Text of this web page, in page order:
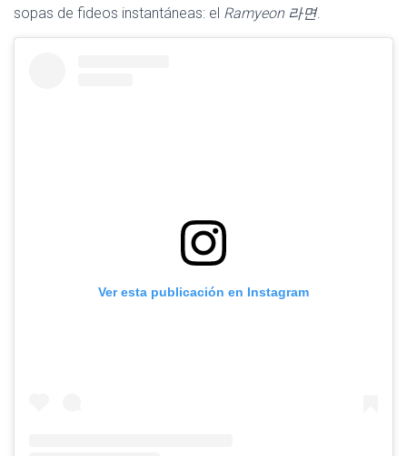
sopas de fideos instantáneas: el Ramyeon 라면.
Ver esta publicación en Instagram